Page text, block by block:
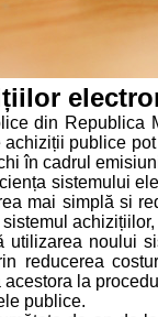
din Republica
publice
în cadrul
sistemului
mai simplă si
utilizarea noului
reducerea
la
publice.